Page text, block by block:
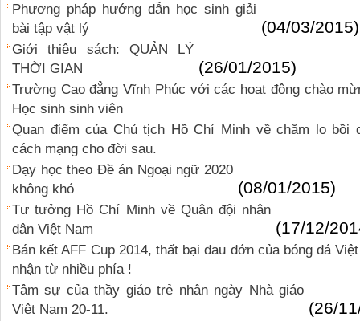
Phương pháp hướng dẫn học sinh giải
bài tập vật lý
(04/03/2015)
Giới thiệu sách: QUẢN LÝ
THỜI GIAN
(26/01/2015)
Trường Cao đẳng Vĩnh Phúc với các hoạt động chào
Học sinh sinh viên
Quan điểm của Chủ tịch Hồ Chí Minh về chăm lo bồi
cách mạng cho đời sau.
Dạy học theo Đề án Ngoại ngữ 2020
không khó
(08/01/2015)
Tư tưởng Hồ Chí Minh về Quân đội nhân
dân Việt Nam
(17/12/
Bán kết AFF Cup 2014, thất bại đau đớn của bóng đá
nhận từ nhiều phía !
Tâm sự của thầy giáo trẻ nhân ngày Nhà giáo
Việt Nam 20-11.
(26/